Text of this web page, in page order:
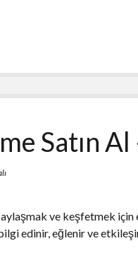
Satın
ve keşfetmek
edinir, eğlenir ve